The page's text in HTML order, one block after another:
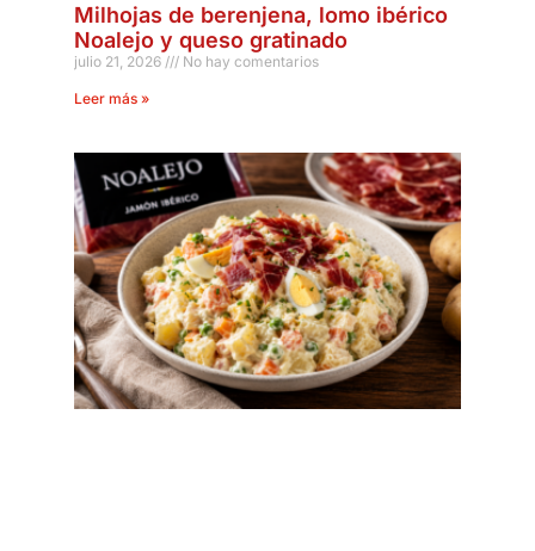
Milhojas de berenjena, lomo ibérico
Noalejo y queso gratinado
julio 21, 2026 No hay comentarios
Leer más »